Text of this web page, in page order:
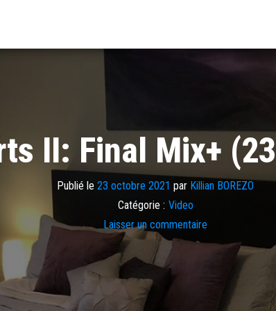
II: Final Mix+
Publié le 23 octobre 2021 par Killian BOREZO
Catégorie : Video
Laisser un commentaire